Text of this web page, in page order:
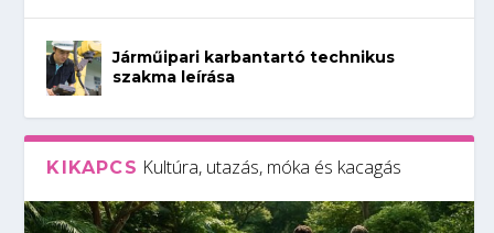
Járműipari karbantartó technikus
szakma leírása
KIKAPCS Kultúra, utazás, móka és kacagás